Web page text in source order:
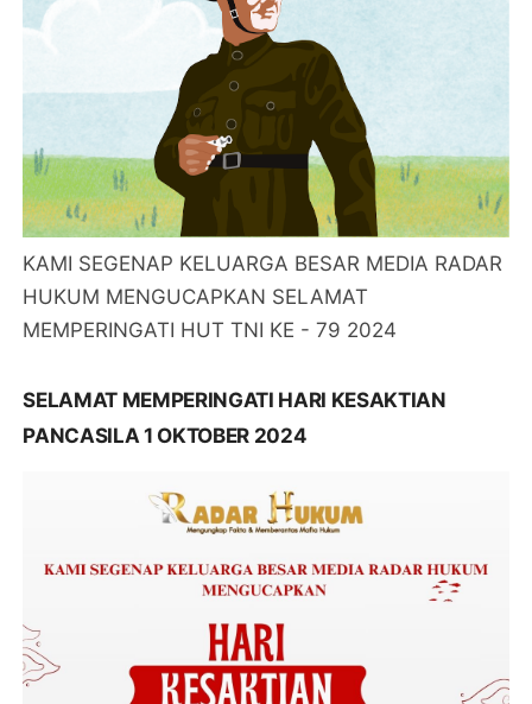
KAMI SEGENAP KELUARGA BESAR MEDIA RADAR
HUKUM MENGUCAPKAN SELAMAT
MEMPERINGATI HUT TNI KE - 79 2024
SELAMAT MEMPERINGATI HARI KESAKTIAN
PANCASILA 1 OKTOBER 2024